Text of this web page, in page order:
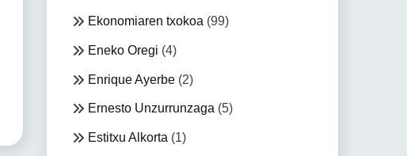
Ekonomiaren txokoa (99)
Eneko Oregi (4)
Enrique Ayerbe(2)
Ernesto Unzurrunzaga (5)
Estitxu Alkorta (1)